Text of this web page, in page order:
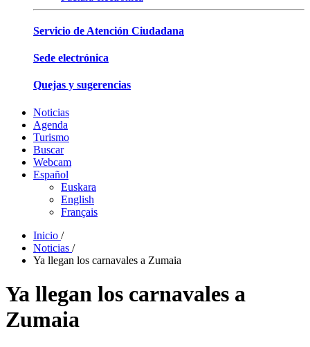
Servicio de Atención Ciudadana
Sede electrónica
Quejas y sugerencias
Noticias
Agenda
Turismo
Buscar
Webcam
Español
Euskara
English
Français
Inicio /
Noticias /
Ya llegan los carnavales a Zumaia
Ya llegan los carnavales a
Zumaia